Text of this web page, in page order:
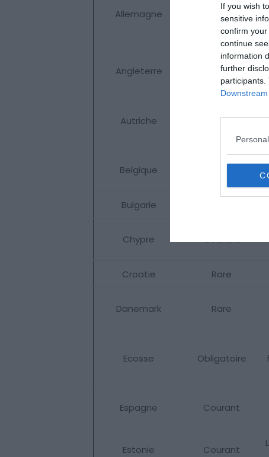
If you wish
sensitive
confirm
continue
information
further
Allemagne Courant
Angleterre Obligatoire
Autriche Courant
Belgique
Bulgarie
Chypre Courant
Croatie Rare
Danemark Rare
Ecosse Obligatoire
Espagne Courant
Estonie Courant